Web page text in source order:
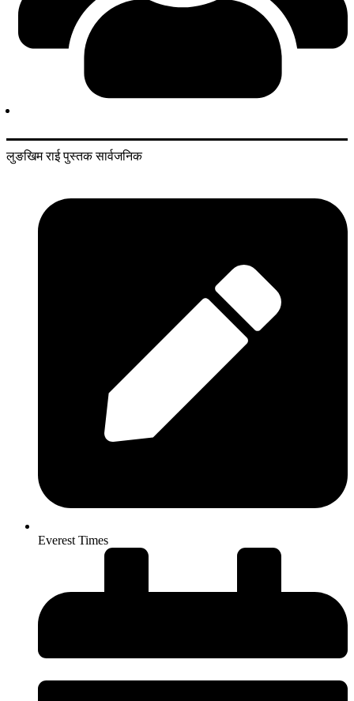
लुङखिम राई पुस्तक सार्वजनिक
Everest Times